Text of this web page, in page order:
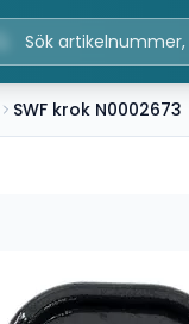
SWF krok N0002673